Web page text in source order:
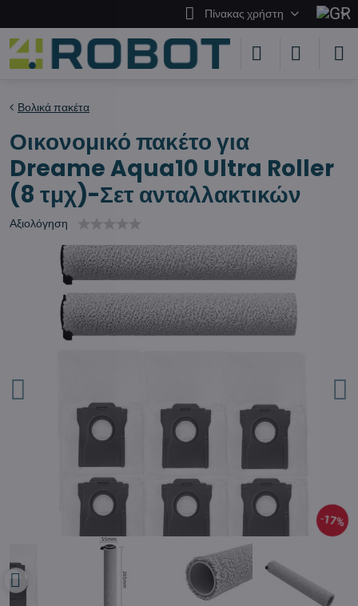
Πίνακας χρήστη
17%
Βολικά πακέτα
Οικονομικό πακέτο για
Dreame Aqua10 Ultra Roller
(8 τμχ)-Σετ ανταλλακτικών
Αξιολόγηση